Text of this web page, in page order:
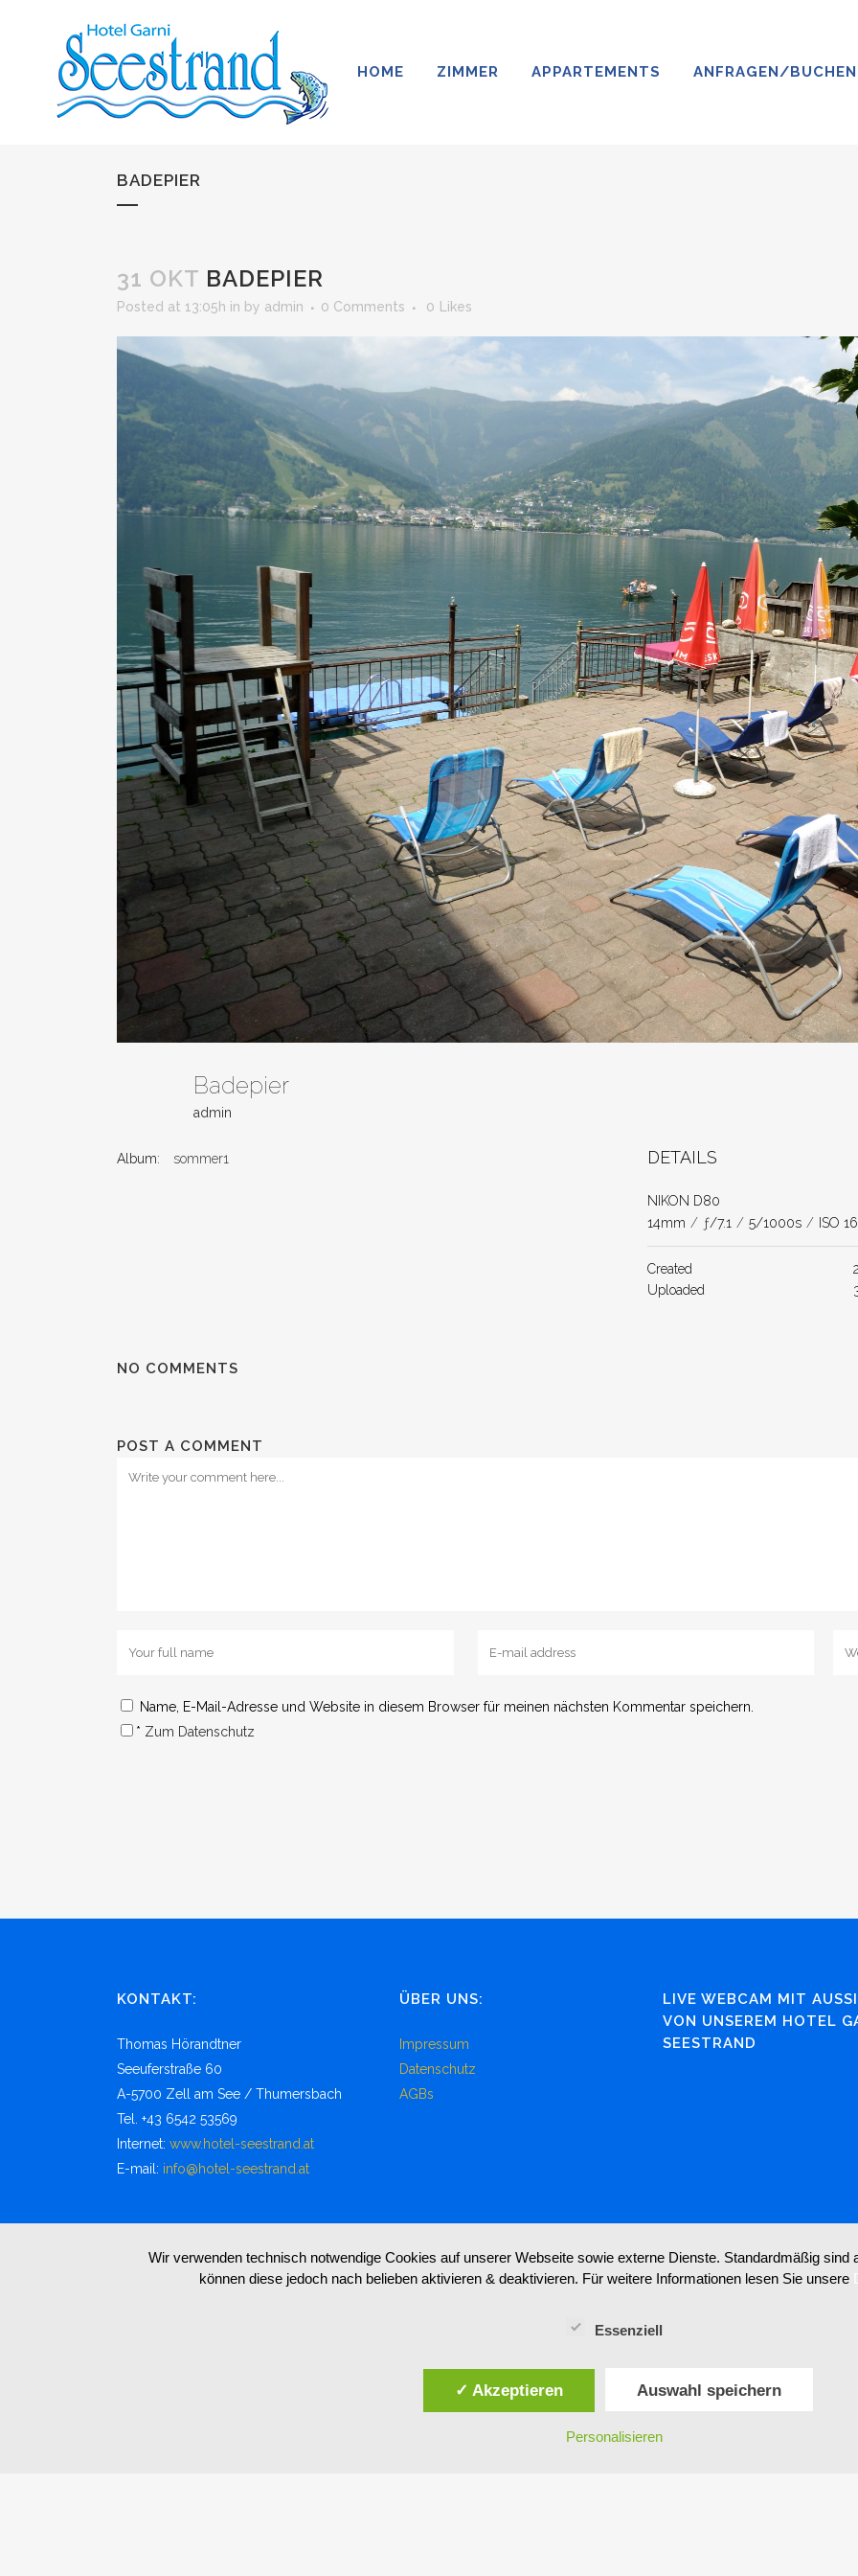
HOME ZIMMER APPARTEMENTS ANFRAGEN/BUCHEN
BADEPIER
31 OKT BADEPIER
Posted at 13:05h in by admin 0 Comments 0 Likes
Badepier
admin
Album: sommer1 DETAILS
NIKON D80
14mm / ƒ/7.1 / 5/1000s / ISO
Created
Uploaded
NO COMMENTS
POST A COMMENT
Name, E-Mail-Adresse und Website in diesem Browser für meinen nächsten Kommentar speichern.
* Zum Datenschutz
KONTAKT:
Thomas Hörandtner
Seeuferstraße 60
A-5700 Zell am See / Thumersbach
Tel. +43 6542 53569
Internet: www.hotel-seestrand.at
E-mail: info@hotel-seestrand.at
ÜBER UNS:
Impressum
Datenschutz
AGBs
LIVE WEBCAM MIT
VON UNSEREM HOTEL
SEESTRAND
Wir verwenden technisch notwendige Cookies auf unserer Webseite sowie externe Dienste. Standardmäßig sind
können diese jedoch nach belieben aktivieren & deaktivieren. Für weitere Informationen lesen Sie unsere
Essenziell
✓ Akzeptieren Auswahl speichern
Personalisieren